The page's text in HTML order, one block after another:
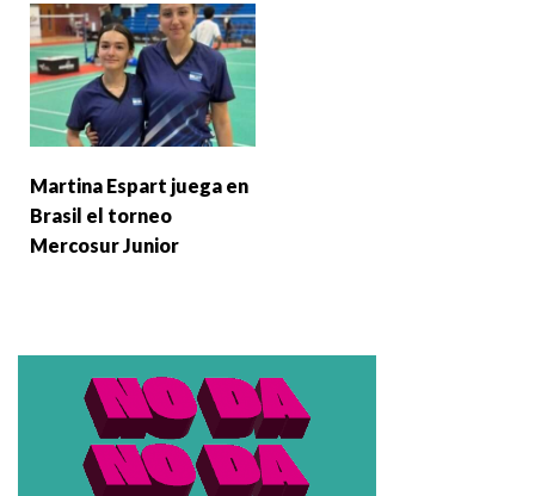
Martina Espart juega en
Brasil el torneo
Mercosur Junior